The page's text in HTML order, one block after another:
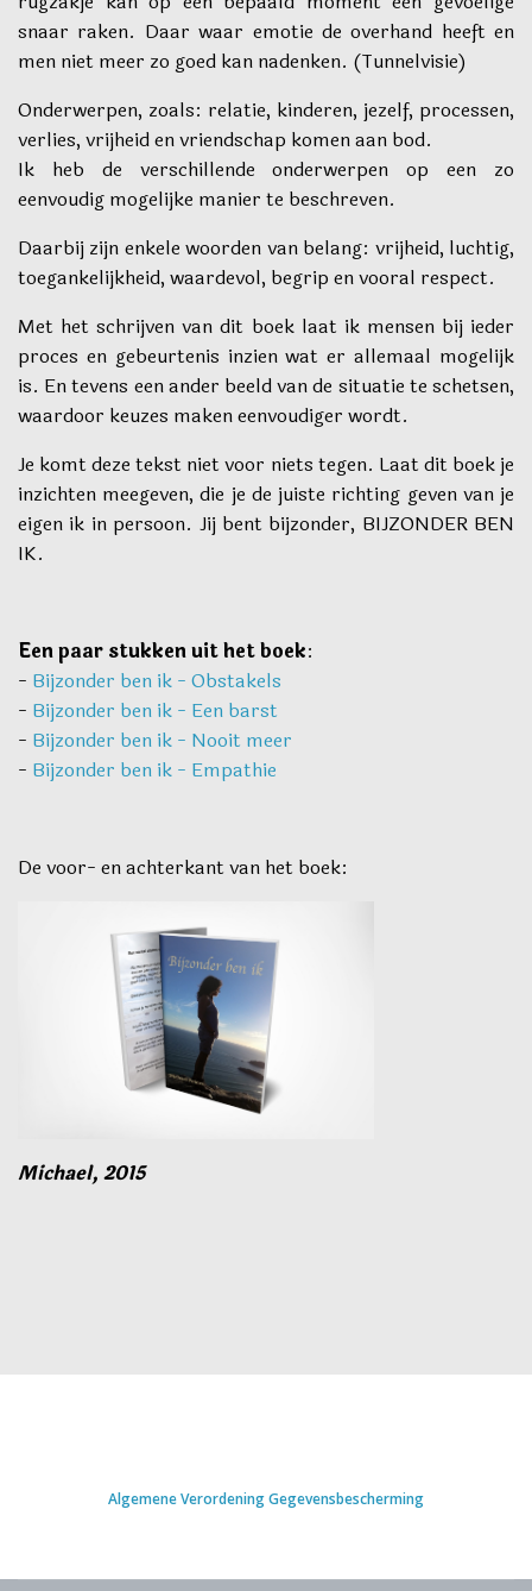
snaar raken. Daar waar emotie de overhand heeft en
men niet meer zo goed kan nadenken. (Tunnelvisie)
Onderwerpen, zoals: relatie, kinderen, jezelf, processen,
verlies, vrijheid en vriendschap komen aan bod.
Ik heb de verschillende onderwerpen op een zo
eenvoudig mogelijke manier te beschreven.
Daarbij zijn enkele woorden van belang: vrijheid, luchtig,
toegankelijkheid, waardevol, begrip en vooral respect.
Met het schrijven van dit boek laat ik mensen bij ieder
proces en gebeurtenis inzien wat er allemaal mogelijk
is. En tevens een ander beeld van de situatie te schetsen,
waardoor keuzes maken eenvoudiger wordt.
Je komt deze tekst niet voor niets tegen. Laat dit boek je
inzichten meegeven, die je de juiste richting geven van je
eigen ik in persoon. Jij bent bijzonder, BIJZONDER BEN
IK.
Een paar stukken uit het boek:
- Bijzonder ben ik - Obstakels
- Bijzonder ben ik - Een barst
- Bijzonder ben ik - Nooit meer
- Bijzonder ben ik - Empathie
De voor- en achterkant van het boek:
Michael, 2015
Algemene Verordening Gegevensbescherming